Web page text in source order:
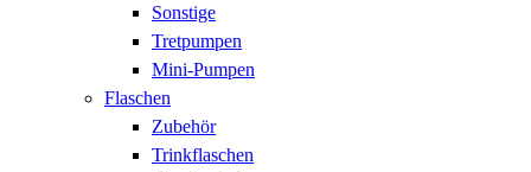
Sonstige
Tretpumpen
Mini-Pumpen
Flaschen
Zubehör
Trinkflaschen